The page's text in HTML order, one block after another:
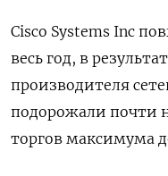
Cisco Systems Inc
весь год, в
производителя
подорожали почти
торгов максимума